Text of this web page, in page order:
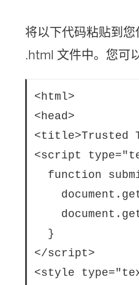
将以下代码粘贴到
.html 文件中。您可
<html>
<head>
<title>Trusted
<script
function
  }
</script>
<style